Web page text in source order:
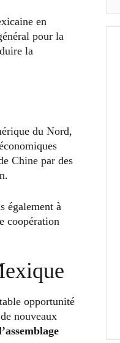
en
pour la
la
du Nord,
Chine par des
également à
coopération
opportunité
nouveaux